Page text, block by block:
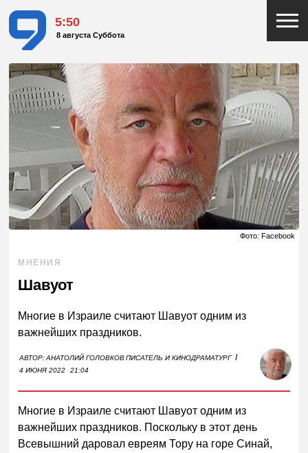
5:50
8 августа Суббота
Фото: Facebook
МНЕНИЯ
Шавуот
Многие в Израиле считают Шавуот одним из
важнейших праздников.
АВТОР:АНАТОЛИЙ ГОЛОВКОВПИСАТЕЛЬ И КИНОДРАМАТУРГ I
4 ИЮНЯ 2022 21:04
Многие в Израиле считают Шавуот одним из
важнейших праздников. Поскольку в этот день
Всевышний даровал евреям Тору на горе Синай,